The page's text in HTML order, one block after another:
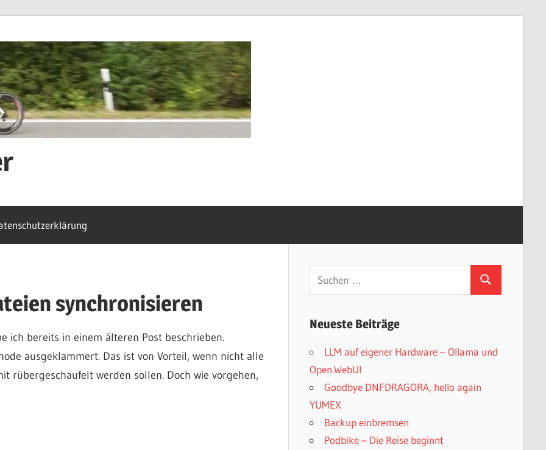
synchronisieren
ich bereits in einem älteren Post beschrieben.
ausgeklammert. Das ist von Vorteil, wenn nicht alle
rübergeschaufelt werden sollen. Doch wie vorgehen,
Suchen
Neueste Beiträge
LLM auf eigener Hardware – Ollama und
Open.WebUI
Goodbye DNFDRAGORA, hello again
YUMEX
Backup einbremsen
Podbike – Die Reise beginnt